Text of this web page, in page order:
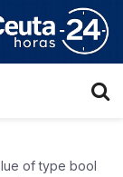
of type bool